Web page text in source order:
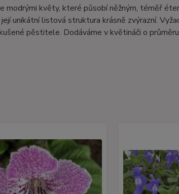
květy, které působí něžným, téměř
unikátní listová struktura krásně zvýrazní.
pěstitele. Dodáváme v květináči o